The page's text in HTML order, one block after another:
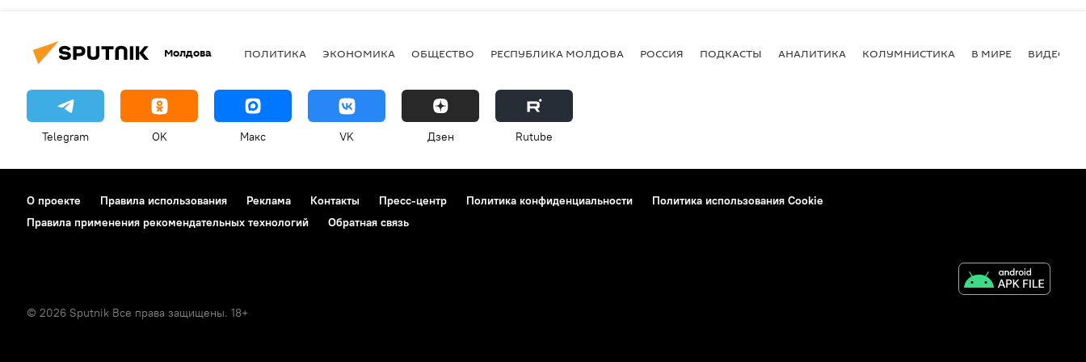
Молдова ПОЛИТИКА ЭКОНОМИКА ОБЩЕСТВО РЕСПУБЛИКА МОЛДОВА РОССИЯ ПОДКАСТЫ АНАЛИТИКА КОЛУМНИСТИКА В МИРЕ ВИДЕО
Telegram OK Макс VK Дзен Rutube
О проекте Правила использования Реклама Контакты Пресс-центр Политика конфиденциальности
Политика использования Cookie
Правила применения рекомендательных технологий
Обратная связь
© 2026 Sputnik Все права защищены. 18+